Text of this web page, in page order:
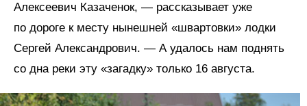
Алексеевич Казаченок, — рассказывает уже
по дороге к месту нынешней «швартовки» лодки
Сергей Александрович. — А удалось нам поднять
со дна реки эту «загадку» только 16 августа.